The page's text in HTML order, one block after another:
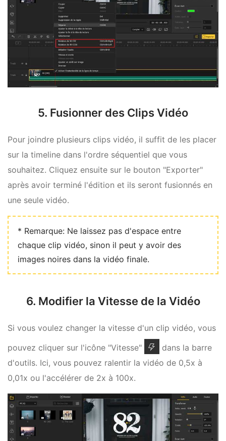
5. Fusionner des Clips Vidéo
Pour joindre plusieurs clips vidéo, il suffit de les placer
sur la timeline dans l'ordre séquentiel que vous
souhaitez. Cliquez ensuite sur le bouton "Exporter"
après avoir terminé l'édition et ils seront fusionnés en
une seule vidéo.
* Remarque: Ne laissez pas d'espace entre
chaque clip vidéo, sinon il peut y avoir des
images noires dans la vidéo finale.
6. Modifier la Vitesse de la Vidéo
Si vous voulez changer la vitesse d'un clip vidéo, vous
pouvez cliquer sur l'icône "Vitesse"
dans la barre
d'outils. Ici, vous pouvez ralentir la vidéo de 0,5x à
0,01x ou l'accélérer de 2x à 100x.